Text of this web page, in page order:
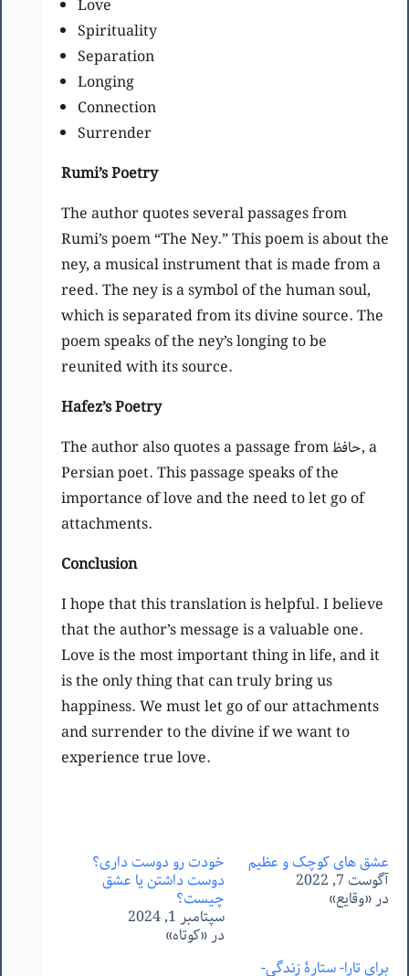
Love
Spirituality
Separation
Longing
Connection
Surrender
Rumi’s Poetry
The author quotes several passages from
Rumi’s poem “The Ney.” This poem is about the
ney, a musical instrument that is made from a
reed. The ney is a symbol of the human soul,
which is separated from its divine source. The
poem speaks of the ney’s longing to be
reunited with its source.
Hafez’s Poetry
The author also quotes a passage from حافظ, a
Persian poet. This passage speaks of the
importance of love and the need to let go of
attachments.
Conclusion
I hope that this translation is helpful. I believe
that the author’s message is a valuable one.
Love is the most important thing in life, and it
is the only thing that can truly bring us
happiness. We must let go of our attachments
and surrender to the divine if we want to
experience true love.
عشق های کوچک و عظیم
آگوست 7, 2022
در «وقایع»
خودت رو دوست داری؟
دوست داشتن یا عشق
چیست؟
سپتامبر 1, 2024
در «کوتاه»
برای تارا- ستارۀ زندگی-